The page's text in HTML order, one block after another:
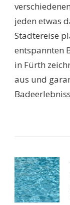
jeden etwas
Städtereise
entspannten
in Fürth
aus und